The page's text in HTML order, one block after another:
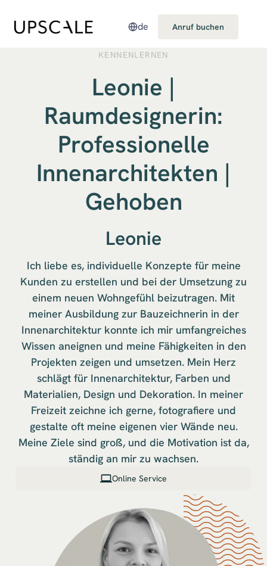
de Anruf buchen
KENNENLERNEN
Leonie |
Raumdesignerin:
Professionelle
Innenarchitekten |
Gehoben
Leonie
Ich liebe es, individuelle Konzepte für meine
Kunden zu erstellen und bei der Umsetzung zu
einem neuen Wohngefühl beizutragen. Mit
meiner Ausbildung zur Bauzeichnerin in der
Innenarchitektur konnte ich mir umfangreiches
Wissen aneignen und meine Fähigkeiten in den
Projekten zeigen und umsetzen. Mein Herz
schlägt für Innenarchitektur, Farben und
Materialien, Design und Dekoration. In meiner
Freizeit zeichne ich gerne, fotografiere und
gestalte oft meine eigenen vier Wände neu.
Meine Ziele sind groß, und die Motivation ist da,
ständig an mir zu wachsen.
Online Service